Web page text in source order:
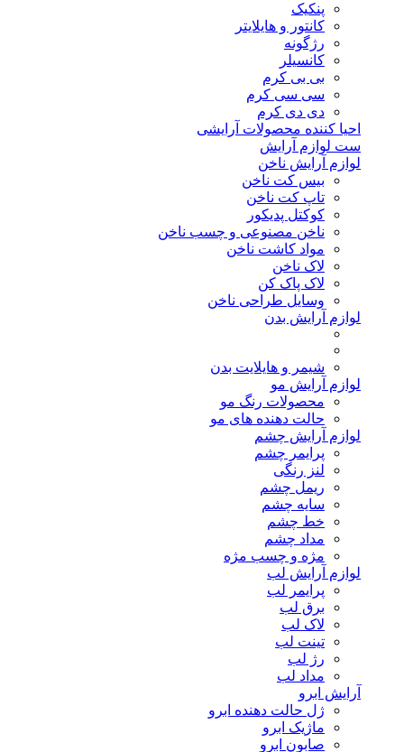
پنکیک
کانتور و هایلایتر
رژگونه
کانسیلر
بی بی کرم
سی سی کرم
دی دی کرم
احیا کننده محصولات آرایشی
ست لوازم آرایش
لوازم آرایش ناخن
بیس کت ناخن
تاپ کت ناخن
کوکتل پدیکور
ناخن مصنوعی و چسب ناخن
مواد کاشت ناخن
لاک ناخن
لاک پاک کن
وسایل طراحی ناخن
لوازم آرایش بدن
شیمر و هایلایت بدن
لوازم آرایش مو
محصولات رنگ مو
حالت دهنده های مو
لوازم آرایش چشم
پرایمر چشم
لنز رنگی
ریمل چشم
سایه چشم
خط چشم
مداد چشم
مژه و چسب مژه
لوازم آرایش لب
پرایمر لب
برق لب
لاک لب
تینت لب
رژ لب
مداد لب
آرایش ابرو
ژل حالت دهنده ابرو
ماژیک ابرو
صابون ابرو